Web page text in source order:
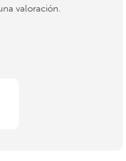
valoración.